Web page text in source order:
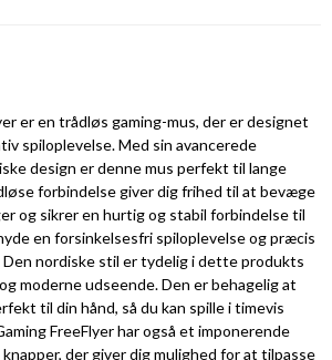
er en trådløs gaming-mus, der er designet
spiloplevelse. Med sin avancerede
design er denne mus perfekt til lange
forbindelse giver dig frihed til at bevæge
og sikrer en hurtig og stabil forbindelse til
en forsinkelsesfri spiloplevelse og præcis
Den nordiske stil er tydelig i dette produkts
moderne udseende. Den er behagelig at
til din hånd, så du kan spille i timevis
FreeFlyer har også et imponerende
der giver dig mulighed for at tilpasse